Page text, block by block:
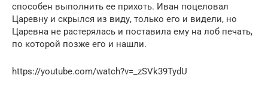
способен выполнить ее прихоть. Иван поцеловал
Царевну и скрылся из виду, только его и видели, но
Царевна не растерялась и поставила ему на лоб печать,
по которой позже его и нашли.
https://youtube.com/watch?v=_zSVk39TydU